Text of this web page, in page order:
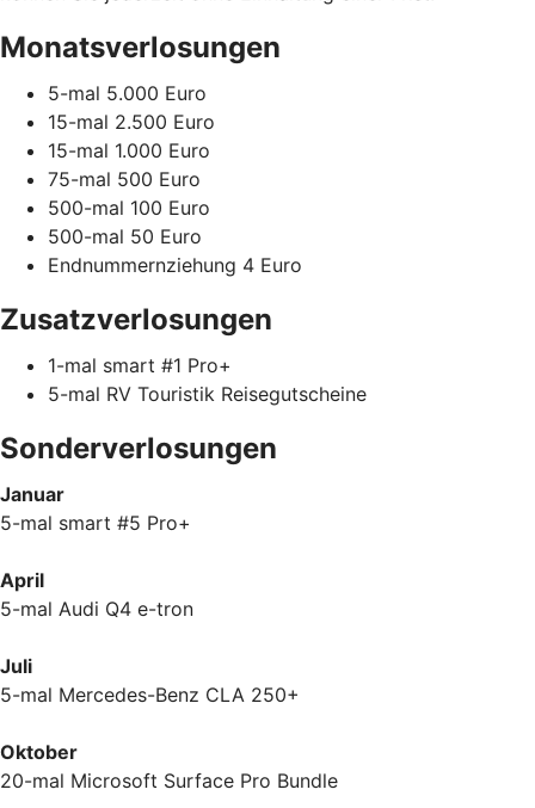
Monatsverlosungen
5-mal 5.000 Euro
15-mal 2.500 Euro
15-mal 1.000 Euro
75-mal 500 Euro
500-mal 100 Euro
500-mal 50 Euro
Endnummernziehung 4 Euro
Zusatzverlosungen
1-mal smart #1 Pro+
5-mal RV Touristik Reisegutscheine
Sonderverlosungen
Januar
5-mal smart #5 Pro+
April
5-mal Audi Q4 e-tron
Juli
5-mal Mercedes-Benz CLA 250+
Oktober
20-mal Microsoft Surface Pro Bundle